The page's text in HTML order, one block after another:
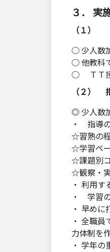
３． 実
（１）
○ 少人数
○ 他教科
○ ＴＴ授
（２）
◎ 少人数
・ 指導
☆習熟の
☆学習ペ
☆課題別
☆観察・
・ 利用す
・ 学習
・ 早めに
・ 全職
力体制を
・ 学年